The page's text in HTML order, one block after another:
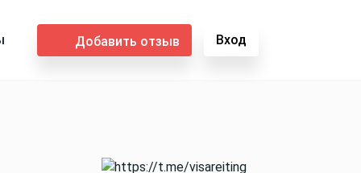
Добавить отзыв Вход